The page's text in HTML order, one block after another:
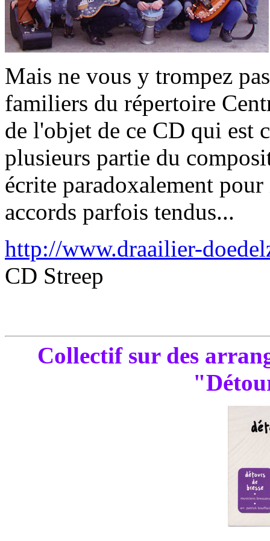
Mais ne vous y trompez
familiers du répertoire
de l'objet de ce CD qui est
plusieurs partie du
écrite paradoxalement
accords parfois tendus...
http://www.draailier-
CD Streep
Collectif sur des